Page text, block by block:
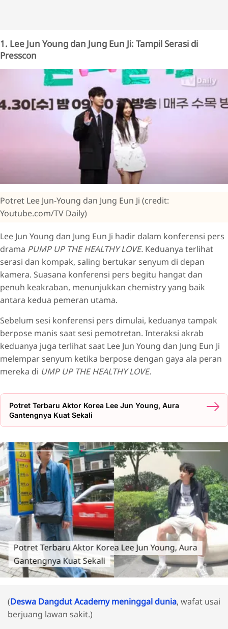
1. Lee Jun Young dan Jung Eun Ji: Tampil Serasi di
Presscon
Potret Lee Jun-Young dan Jung Eun Ji (credit:
Youtube.com/TV Daily)
Lee Jun Young dan Jung Eun Ji hadir dalam konferensi pers
drama PUMP UP THE HEALTHY LOVE. Keduanya terlihat
serasi dan kompak, saling bertukar senyum di depan
kamera. Suasana konferensi pers begitu hangat dan
penuh keakraban, menunjukkan chemistry yang baik
antara kedua pemeran utama.
Sebelum sesi konferensi pers dimulai, keduanya tampak
berpose manis saat sesi pemotretan. Interaksi akrab
keduanya juga terlihat saat Lee Jun Young dan Jung Eun Ji
melempar senyum ketika berpose dengan gaya ala peran
mereka di UMP UP THE HEALTHY LOVE.
Potret Terbaru Aktor Korea Lee Jun Young, Aura
Gantengnya Kuat Sekali
Potret Terbaru Aktor Korea Lee Jun Young, Aura
Gantengnya Kuat Sekali
(Deswa Dangdut Academy meninggal dunia, wafat usai
berjuang lawan sakit.)